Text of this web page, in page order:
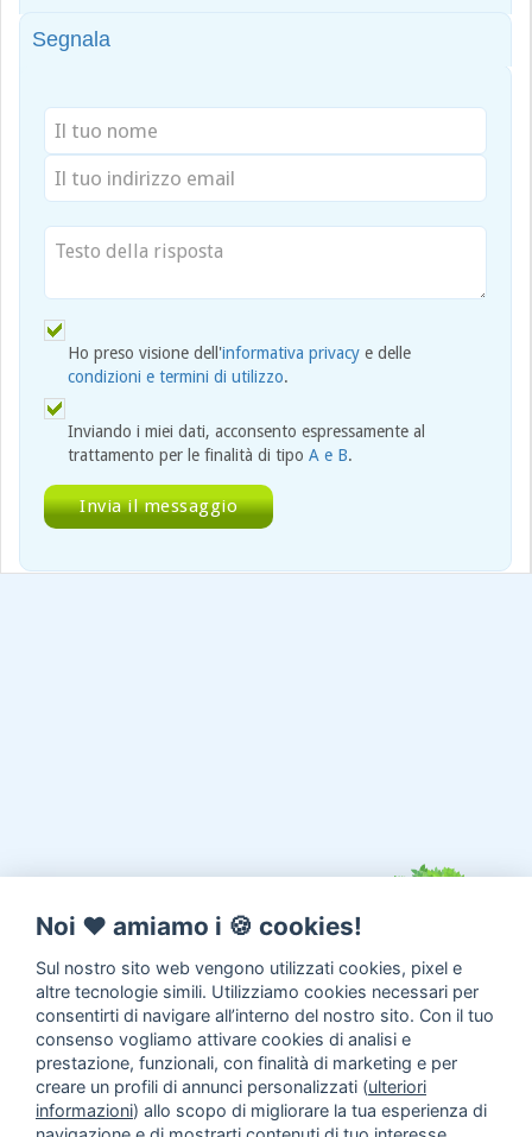
Segnala
Ho preso visione dell'informativa privacy e delle
condizioni e termini di utilizzo.
Inviando i miei dati, acconsento espressamente al
trattamento per le finalità di tipo A e B.
Noi ♥️ amiamo i 🍪 cookies!
Sul nostro sito web vengono utilizzati cookies, pixel e
altre tecnologie simili. Utilizziamo cookies necessari per
consentirti di navigare all’interno del nostro sito. Con il tuo
consenso vogliamo attivare cookies di analisi e
prestazione, funzionali, con finalità di marketing e per
creare un profili di annunci personalizzati (ulteriori
informazioni) allo scopo di migliorare la tua esperienza di